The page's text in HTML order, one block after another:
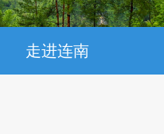
走进连南